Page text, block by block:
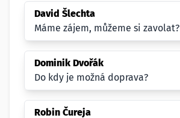
David Šlechta
Máme zájem, můžeme si zavolat?
Dominik Dvořák
Do kdy je možná doprava?
Robin Čureja